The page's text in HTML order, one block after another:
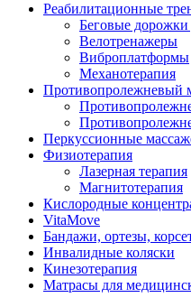
Реабилитационные
Беговые дорожки
Велотренажеры
Виброплатформы
Механотерапия
Противопролежневый
Перкуссионные
Физиотерапия
Лазерная терапия
Магнитотерапия
Кислородные
VitaMove
Бандажи, ортезы,
Инвалидные коляски
Кинезотерапия
Матрасы для